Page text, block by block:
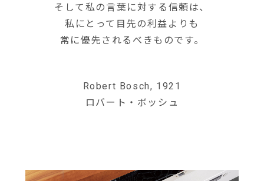
そして私の言葉に対する信頼は、
私にとって目先の利益よりも
常に優先されるべきものです。
Robert Bosch, 1921
ロバート・ボッシュ